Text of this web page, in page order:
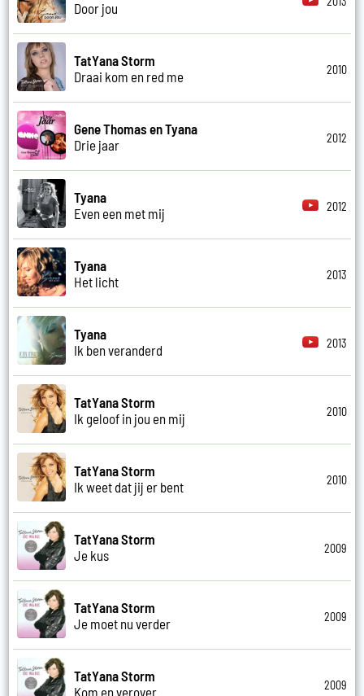
Door jou
TatYana Storm
Draai kom en red me
2010
Gene Thomas en Tyana
Drie jaar
2012
Tyana
Even een met mij
2012
Tyana
Het licht
2013
Tyana
Ik ben veranderd
2013
TatYana Storm
Ik geloof in jou en mij
2010
TatYana Storm
Ik weet dat jij er bent
2010
TatYana Storm
Je kus
2009
TatYana Storm
Je moet nu verder
2009
TatYana Storm
Kom en verover
2009